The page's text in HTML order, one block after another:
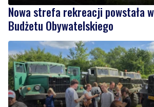
Nowa strefa rekreacji powstała
Budżetu Obywatelskiego